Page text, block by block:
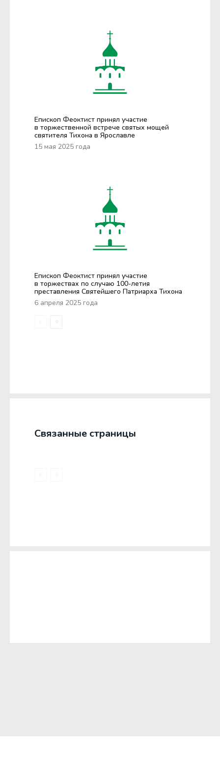
Епископ Феоктист принял участие
в торжественной встрече святых мощей
святителя Тихона в Ярославле
15 мая 2025 года
Епископ Феоктист принял участие
в торжествах по случаю 100-летия
преставления Святейшего Патриарха Тихона
6 апреля 2025 года
Связанные страницы